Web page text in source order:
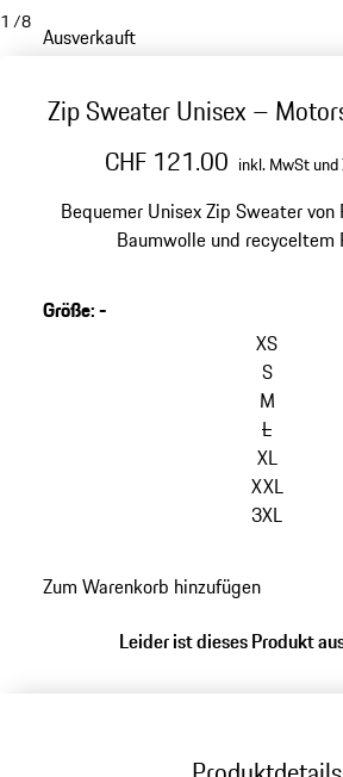
1 /8
Ausverkauft
Zip Sweater Unisex –
CHF 121.00 inkl. MwSt
Bequemer Unisex Zip Sweater von
Baumwolle und recyceltem
Größe:-
XS
S
M
L
XL
XXL
3XL
zu
Zum Warenkorb hinzufügen
Leider ist dieses Produkt